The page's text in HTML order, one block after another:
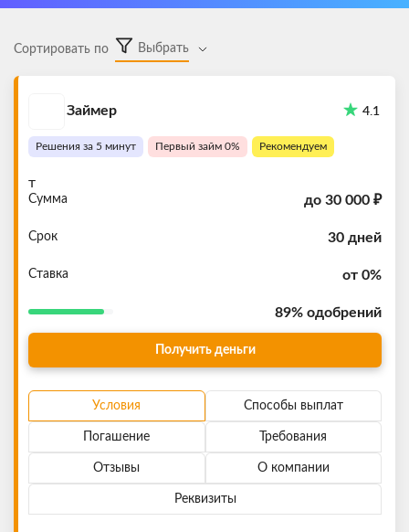
Сортировать по Выбрать
Решения за 5 минут Первый займ 0% Рекомендуем
4.1
т
Займер
Сумма до 30 000 ₽
Срок 30 дней
Ставка от 0%
89% одобрений
Получить деньги
Условия Способы выплат
Погашение Требования
Отзывы О компании
Реквизиты